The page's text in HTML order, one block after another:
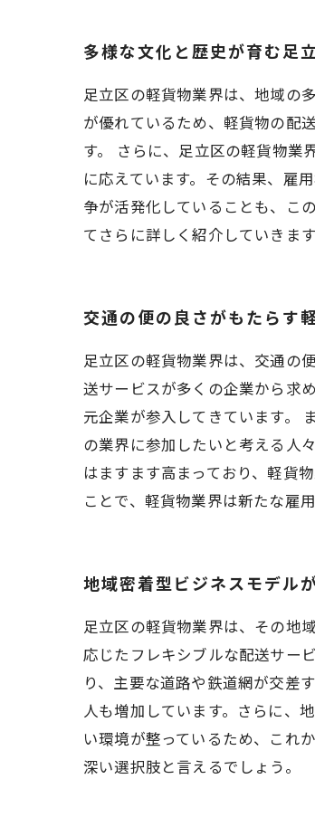
多様な文化と歴史が育む足
足立区の軽貨物業界は、地域の
が優れているため、軽貨物の配
す。 さらに、足立区の軽貨物業
に応えています。その結果、雇
争が活発化していることも、こ
てさらに詳しく紹介していきま
交通の便の良さがもたらす
足立区の軽貨物業界は、交通の
送サービスが多くの企業から求
元企業が参入してきています。
の業界に参加したいと考える人
はますます高まっており、軽貨
ことで、軽貨物業界は新たな雇
地域密着型ビジネスモデル
足立区の軽貨物業界は、その地
応じたフレキシブルな配送サー
り、主要な道路や鉄道網が交差
人も増加しています。さらに、
い環境が整っているため、これ
深い選択肢と言えるでしょう。